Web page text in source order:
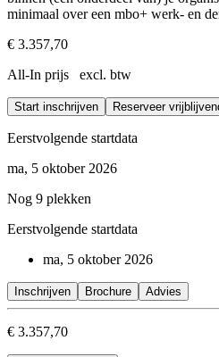
minimaal over een mbo+ werk- en
€ 3.357,70
All-In prijs excl. btw
Start inschrijven Reserveer
Eerstvolgende startdata
ma, 5 oktober 2026
Nog 9 plekken
Eerstvolgende startdata
ma, 5 oktober 2026
Inschrijven Brochure Advies
€ 3.357,70